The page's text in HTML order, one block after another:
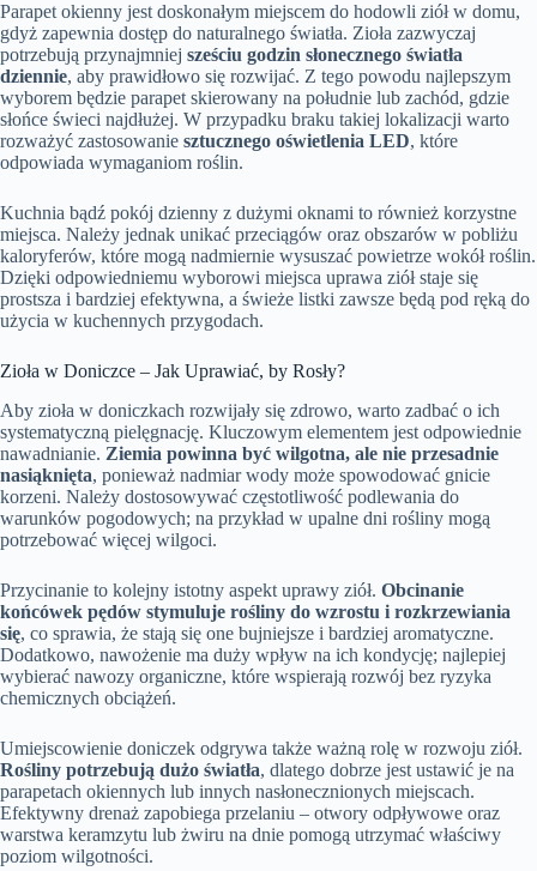
Parapet okienny jest doskonałym miejscem do hodowli ziół w domu,
gdyż zapewnia dostęp do naturalnego światła. Zioła zazwyczaj
potrzebują przynajmniej sześciu godzin słonecznego światła
dziennie, aby prawidłowo się rozwijać. Z tego powodu najlepszym
wyborem będzie parapet skierowany na południe lub zachód, gdzie
słońce świeci najdłużej. W przypadku braku takiej lokalizacji warto
rozważyć zastosowanie sztucznego oświetlenia LED, które
odpowiada wymaganiom roślin.
Kuchnia bądź pokój dzienny z dużymi oknami to również korzystne
miejsca. Należy jednak unikać przeciągów oraz obszarów w pobliżu
kaloryferów, które mogą nadmiernie wysuszać powietrze wokół roślin.
Dzięki odpowiedniemu wyborowi miejsca uprawa ziół staje się
prostsza i bardziej efektywna, a świeże listki zawsze będą pod ręką do
użycia w kuchennych przygodach.
Zioła w Doniczce – Jak Uprawiać, by Rosły?
Aby zioła w doniczkach rozwijały się zdrowo, warto zadbać o ich
systematyczną pielęgnację. Kluczowym elementem jest odpowiednie
nawadnianie. Ziemia powinna być wilgotna, ale nie przesadnie
nasiąknięta, ponieważ nadmiar wody może spowodować gnicie
korzeni. Należy dostosowywać częstotliwość podlewania do
warunków pogodowych; na przykład w upalne dni rośliny mogą
potrzebować więcej wilgoci.
Przycinanie to kolejny istotny aspekt uprawy ziół. Obcinanie
końcówek pędów stymuluje rośliny do wzrostu i rozkrzewiania
się, co sprawia, że stają się one bujniejsze i bardziej aromatyczne.
Dodatkowo, nawożenie ma duży wpływ na ich kondycję; najlepiej
wybierać nawozy organiczne, które wspierają rozwój bez ryzyka
chemicznych obciążeń.
Umiejscowienie doniczek odgrywa także ważną rolę w rozwoju ziół.
Rośliny potrzebują dużo światła, dlatego dobrze jest ustawić je na
parapetach okiennych lub innych nasłonecznionych miejscach.
Efektywny drenaż zapobiega przelaniu – otwory odpływowe oraz
warstwa keramzytu lub żwiru na dnie pomogą utrzymać właściwy
poziom wilgotności.